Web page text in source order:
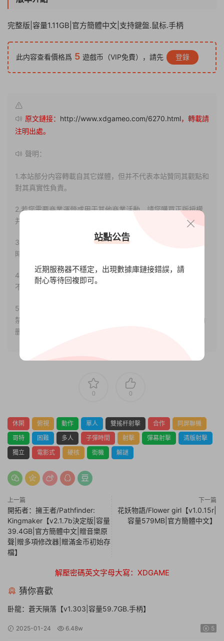
完整版|容量1.11GB|官方簡體中文|支持鍵盤.鼠标.手柄
此内容查看價格爲 5 遊戲币（VIP免費），請先 登錄
原文鏈接： http://www.xdgameo.com/6270.html，轉載請
注明出處。
聲明：
1.本站部分内容轉載自其它媒體，但并不代表本站贊同其觀點和
對其真實性負責。
2.若您需要商業運營或用于其他商業活動，請您購買正版授權
并合法使用。
3.如果本站有侵犯、不妥之處的資源，請聯系我們。将會第一
時間解決！
4.本站部分内容均由互聯網收集整理，僅供大家參考、學習，
不存在任何商業目的與商業用途。
5.本站提供的所有資源僅供參考學習使用，版權歸原著所有，
禁止下載本站資源參與任何商業和非法行爲，請于24小時之内
删除!
0 0
休閑 俯視 動作 單人 雙搖杆射擊 合作
同屏聯機
哥特
困難 多人 子彈時間 射擊 彈幕射擊
清版射擊
獨立
電影式 硬核 街機 解謎
上一篇
開拓者：擁王者/Pathfinder:
Kingmaker【v2.1.7b決定版|容量
39.4GB|官方簡體中文|贈音樂原
聲|贈多項修改器|贈滿金币初始存
檔】
下一篇
花妖物語/Flower girl【v1.0.15r|
容量579MB|官方簡體中文】
解壓密碼英文字母大寫：XDGAME
猜你喜歡
卧龍：蒼天隕落【v1.303|容量59.7GB.手柄】
2025-01-24 6.48w 5
站點公告
近期服務器不穩定，出現數據庫鏈接錯誤，請
耐心等待回複即可。